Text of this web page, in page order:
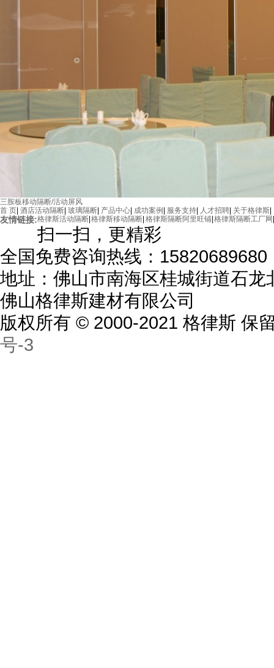
三胺板移动隔断/活动屏风
首 页 酒店活动隔断 玻璃隔断 产品中心 成功案例 服务支持 人才招聘 关于格律斯
友情链接:格律斯活动隔断 |格律斯移动隔断 格律斯隔断阿里旺铺 |格律斯隔断工厂网
扫一扫，更精彩
全国免费咨询热线：15820689680
地址：佛山市南海区桂城街道石龙
佛山格律斯建材有限公司
版权所有 © 2000-2021 格律斯 保
号-3